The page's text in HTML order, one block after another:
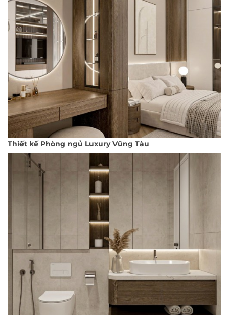
Thiết kế Phòng ngủ Luxury Vũng Tàu